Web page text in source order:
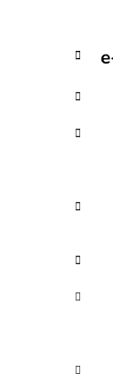
B
č
ý
n
l
K
a
e
g
ó
e